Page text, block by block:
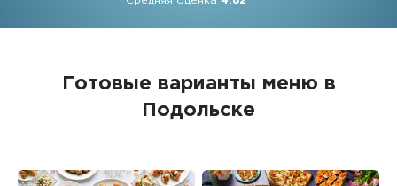
Готовые варианты меню в
Подольске